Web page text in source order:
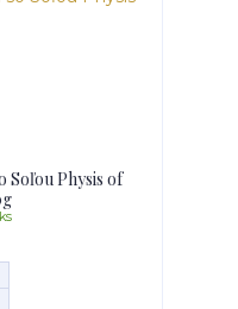
Soľou Physis of